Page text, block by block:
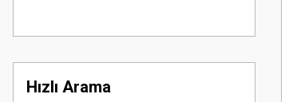
Hızlı Arama